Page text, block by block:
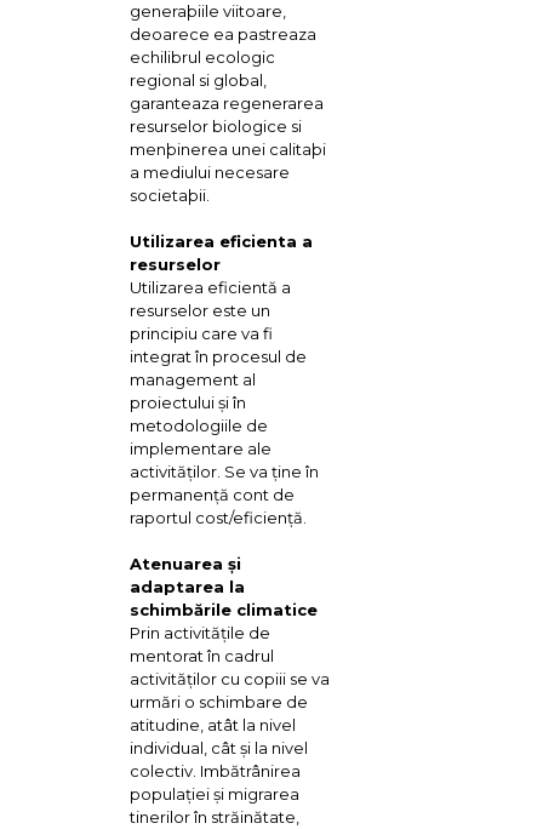
generaþiile viitoare,
deoarece ea pastreaza
echilibrul ecologic
regional si global,
garanteaza regenerarea
resurselor biologice si
menþinerea unei calitaþi
a mediului necesare
societaþii.
Utilizarea eficienta a
resurselor
Utilizarea eficientă a
resurselor este un
principiu care va fi
integrat în procesul de
management al
proiectului şi în
metodologiile de
implementare ale
activităţilor. Se va ţine în
permanenţă cont de
raportul cost/eficienţă.
Atenuarea şi
adaptarea la
schimbările climatice
Prin activităţile de
mentorat în cadrul
activităţilor cu copiii se va
urmări o schimbare de
atitudine, atât la nivel
individual, cât şi la nivel
colectiv. Imbătrânirea
populaţiei şi migrarea
tinerilor în străinătate,